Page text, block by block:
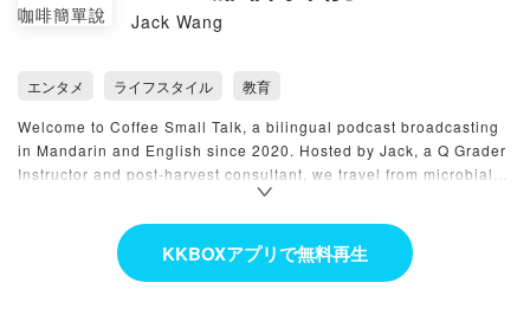
Jack Wang
エンタメ ライフスタイル
教育
Welcome to Coffee Small Talk, a bilingual podcast broadcasting
in Mandarin and English since 2020. Hosted by Jack, a Q Grader
Instructor and post-harvest consultant, we travel from microbial
labs in Central America to coffee estates in Asia to demystify the
science of fermentation, sensory analysis, and terroir. We bridge
the gap between origin and your cup, translating expert
knowledge into digestible insights. Whether you're a professional
KKBOXアプリで無料再生